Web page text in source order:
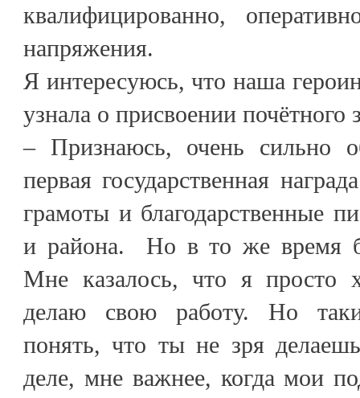
квалифицированно,
напряжения.
Я интересуюсь, что наша
узнала о присвоении почётного
– Признаюсь, очень сильно
первая государственная
грамоты и благодарственные
и района. Но в то же время
Мне казалось, что я просто
делаю свою работу. Но
понять, что ты не зря
деле, мне важнее, когда мои